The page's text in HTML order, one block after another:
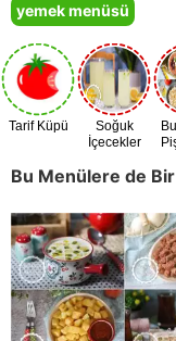
yemek menüsü
Tarif Küpü
Soğuk
İçecekler
Bu Menülere de Bir